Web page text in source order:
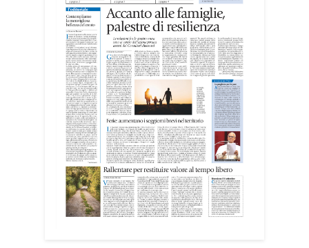
Murru e Rita Caredda.
«L’idea nasce dall’esigenza di
valorizzare il rapporto tra Cagliari e il
mare – ha spiegato Biancacci –. Anche
se la candidatura per quest’anno è stata
assegnata a un’altra città, questo
percorso rappresenta un’importante
occasione di crescita. Cagliari ha tutte le
caratteristiche per riproporsi in futuro,
perché è una delle città sul mare più
belle d’Italia».
Il cuore della mostra è il rapporto tra il